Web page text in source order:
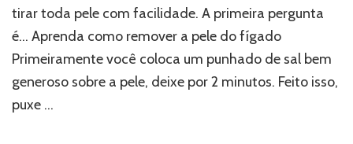
tirar toda pele com facilidade. A primeira pergunta
é… Aprenda como remover a pele do fígado
Primeiramente você coloca um punhado de sal bem
generoso sobre a pele, deixe por 2 minutos. Feito isso,
puxe …